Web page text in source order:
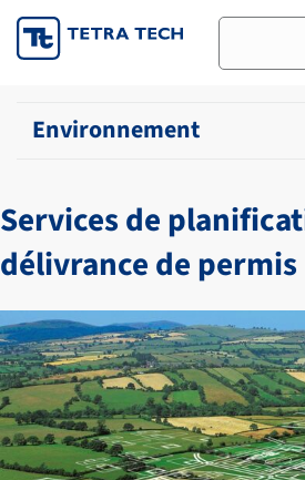
Skip
to
Rechercher
Environnement
Services de
délivrance de permis